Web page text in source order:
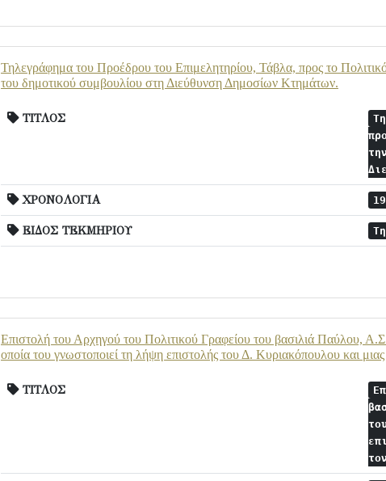
Τηλεγράφημα του Προέδρου του Επιμελητηρίου, Τάβλα, προς το
του δημοτικού συμβουλίου στη Διεύθυνση Δημοσίων Κτημάτων.
ΤΙΤΛΟΣ
ΧΡΟΝΟΛΟΓΙΑ
ΕΙΔΟΣ ΤΕΚΜΗΡΙΟΥ
Επιστολή του Αρχηγού του Πολιτικού Γραφείου του βασιλιά Παύλου,
οποία του γνωστοποιεί τη λήψη επιστολής του Δ. Κυριακόπουλου και μιας
ΤΙΤΛΟΣ